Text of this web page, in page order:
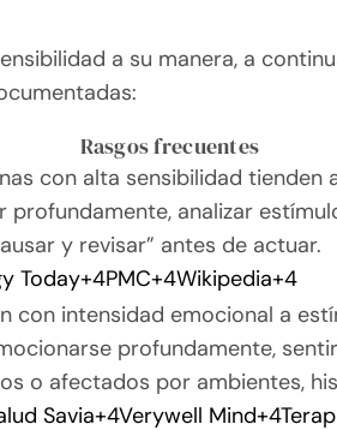
a su manera, a
Rasgos frecuentes
con alta sensibilidad tienden
profundamente, analizar
y revisar” antes de actuar.
Today+4PMC+4Wikipedia+4
con intensidad emocional a
profundamente,
o afectados por ambientes,
Savia+4Verywell Mind+4